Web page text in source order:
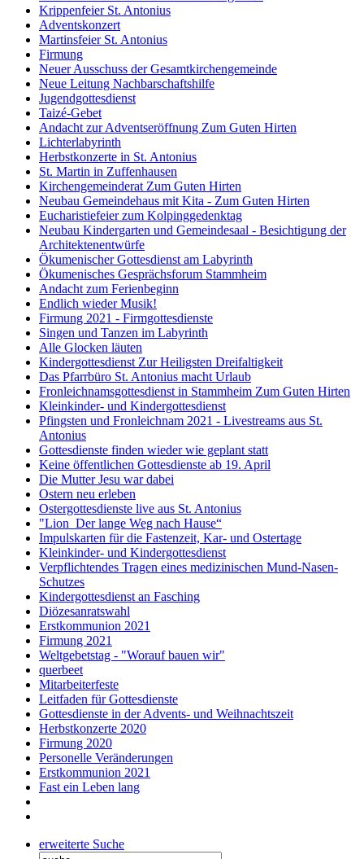
Krippenfeier St. Antonius
Adventskonzert
Martinsfeier St. Antonius
Firmung
Neuer Ausschuss der Gesamtkirchengemeinde
Neue Leitung Nachbarschaftshilfe
Jugendgottesdienst
Taizé-Gebet
Andacht zur Adventseröffnung Zum Guten Hirten
Lichterlabyrinth
Herbstkonzerte in St. Antonius
St. Martin in Zuffenhausen
Kirchengemeinderat Zum Guten Hirten
Neubau Gemeindehaus mit Kita - Zum Guten Hirten
Eucharistiefeier zum Kolpinggedenktag
Neubau Kindergarten und Gemeindesaal - Besichtigung der
Architektenentwürfe
Ökumenischer Gottesdienst am Labyrinth
Ökumenisches Gesprächsforum Stammheim
Andacht zum Ferienbeginn
Endlich wieder Musik!
Firmung 2021 - Firmgottesdienste
Singen und Tanzen im Labyrinth
Alle Glocken läuten
Kindergottesdienst Zur Heiligsten Dreifaltigkeit
Das Pfarrbüro St. Antonius macht Urlaub
Fronleichnamsgottesdienst in Stammheim Zum Guten Hirten
Kleinkinder- und Kindergottesdienst
Pfingsten und Fronleichnam 2021 - Livestreams aus St.
Antonius
Gottesdienste finden wieder wie geplant statt
Keine öffentlichen Gottesdienste ab 19. April
Die Mutter Jesu war dabei
Ostern neu erleben
Ostergottesdienste live aus St. Antonius
"Lion ­ Der lange Weg nach Hause“
Impulskarten für die Fastenzeit, Kar- und Ostertage
Kleinkinder- und Kindergottesdienst
Verpflichtendes Tragen eines medizinischen Mund-Nasen-
Schutzes
Kindergottesdienst an Fasching
Diözesanratswahl
Erstkommunion 2021
Firmung 2021
Weltgebetstag - "Worauf bauen wir"
querbeet
Mitarbeiterfeste
Leitfaden für Gottesdienste
Gottesdienste in der Advents- und Weihnachtszeit
Herbstkonzerte 2020
Firmung 2020
Personelle Veränderungen
Erstkommunion 2021
Fast ein Leben lang
erweiterte Suche